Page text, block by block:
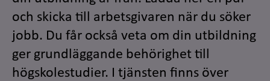
och skicka till arbetsgivaren när du söker
jobb. Du får också veta om din utbildning
ger grundläggande behörighet till
högskolestudier. I tjänsten finns över